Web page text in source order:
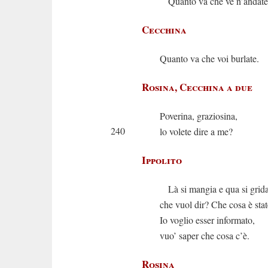
Cecchina
Quanto va che voi burlate.
Rosina, Cecchina a due
Poverina, graziosina,
240
lo volete dire a me?
Ippolito
Là si mangia e qua si
che vuol dir? Che cosa è
Io voglio esser informato,
vuo’ saper che cosa c’è.
Rosina